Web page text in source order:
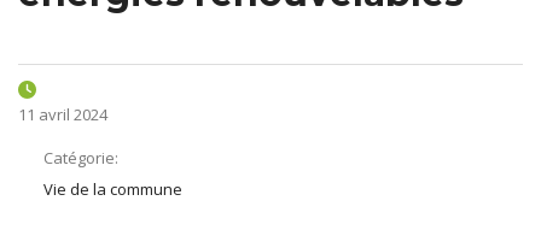
11 avril 2024
Catégorie:
Vie de la commune